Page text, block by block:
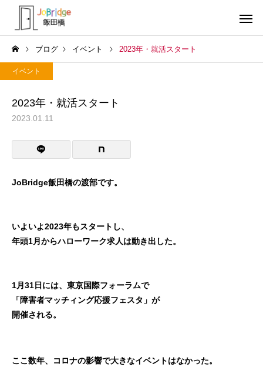
働き続けるための土台
ブログ イベント 2023年・就活スタート
イベント
2023年・就活スタート
2023.01.11
JoBridge飯田橋の渡部です。
いよいよ2023年もスタートし、
年頭1月からハローワーク求人は動き出した。
1月31日には、東京国際フォーラムで
「障害者マッチィング応援フェスタ」が
開催される。
ここ数年、コロナの影響で大きなイベントはなかった。